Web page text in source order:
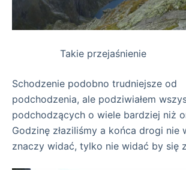
Takie przejaśnienie
Schodzenie podobno trudniejsze od
podchodzenia, ale podziwiałem
podchodzących o wiele bardziej niż
Godzinę złaziliśmy a końca drogi nie
znaczy widać, tylko nie widać by się